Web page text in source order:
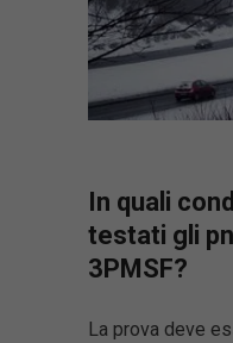
In quali
testati gli
3PMSF?
La prova deve